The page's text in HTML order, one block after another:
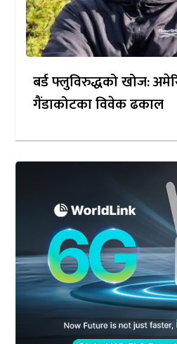
बर्ड फ्लुविरुद्धको खोज:
गैंडाकोटका विवेक ढकाल